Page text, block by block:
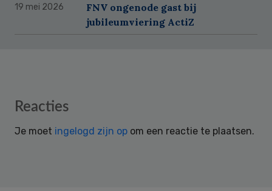
19 mei 2026
FNV ongenode gast bij
jubileumviering ActiZ
Reader
Reacties
Je moet ingelogd zijn op om een reactie te plaatsen.